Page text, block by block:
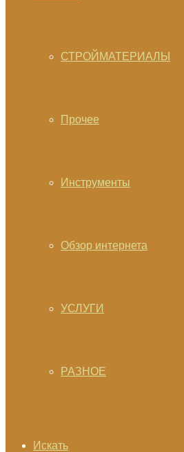
СТРОЙМАТЕРИАЛЫ
Прочее
Инструменты
Обзор интернета
УСЛУГИ
РАЗНОЕ
Искать